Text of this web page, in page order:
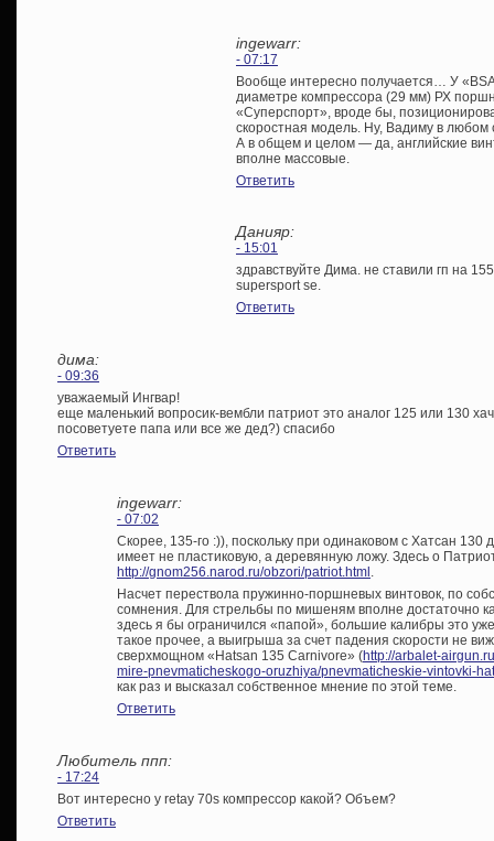
ingewarr:
- 07:17
Вообще интересно получается… У
диаметре компрессора (29 мм) РХ
«Суперспорт», вроде бы,
скоростная модель. Ну, Вадиму в любом
А в общем и целом — да, английские
вполне массовые.
Ответить
Данияр:
- 15:01
здравствуйте Дима. не ставили гп на
supersport se.
Ответить
дима:
- 09:36
уважаемый Ингвар!
еще маленький вопросик-вембли патриот это аналог 125 или 130
посоветуете папа или все же дед?) спасибо
Ответить
ingewarr:
- 07:02
Скорее, 135-го :)), поскольку при одинаковом с Хатсан
имеет не пластиковую, а деревянную ложу. Здесь о
http://gnom256.narod.ru/obzori/patriot.html
Насчет перествола пружинно-поршневых винтовок, по
сомнения. Для стрельбы по мишеням вполне достаточно
здесь я бы ограничился «папой», большие калибры это
такое прочее, а выигрыша за счет падения скорости не
сверхмощном «Hatsan 135 Carnivore» (http://arbalet-
mire-pnevmaticheskogo-oruzhiya/pnevmaticheskie-vintovki-
как раз и высказал собственное мнение по этой теме.
Ответить
Любитель ппп:
- 17:24
Вот интересно у retay 70s компрессор какой? Объем?
Ответить